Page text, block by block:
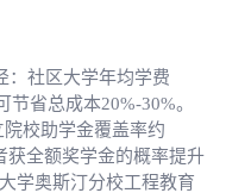
社区大学年均学费
省总成本20%-30%。
校助学金覆盖率约
获全额奖学金的概率提升
学奥斯汀分校工程教育